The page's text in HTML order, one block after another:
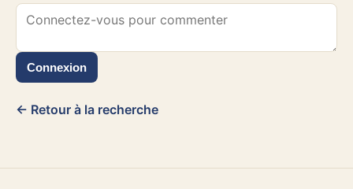
Connexion
← Retour à la recherche